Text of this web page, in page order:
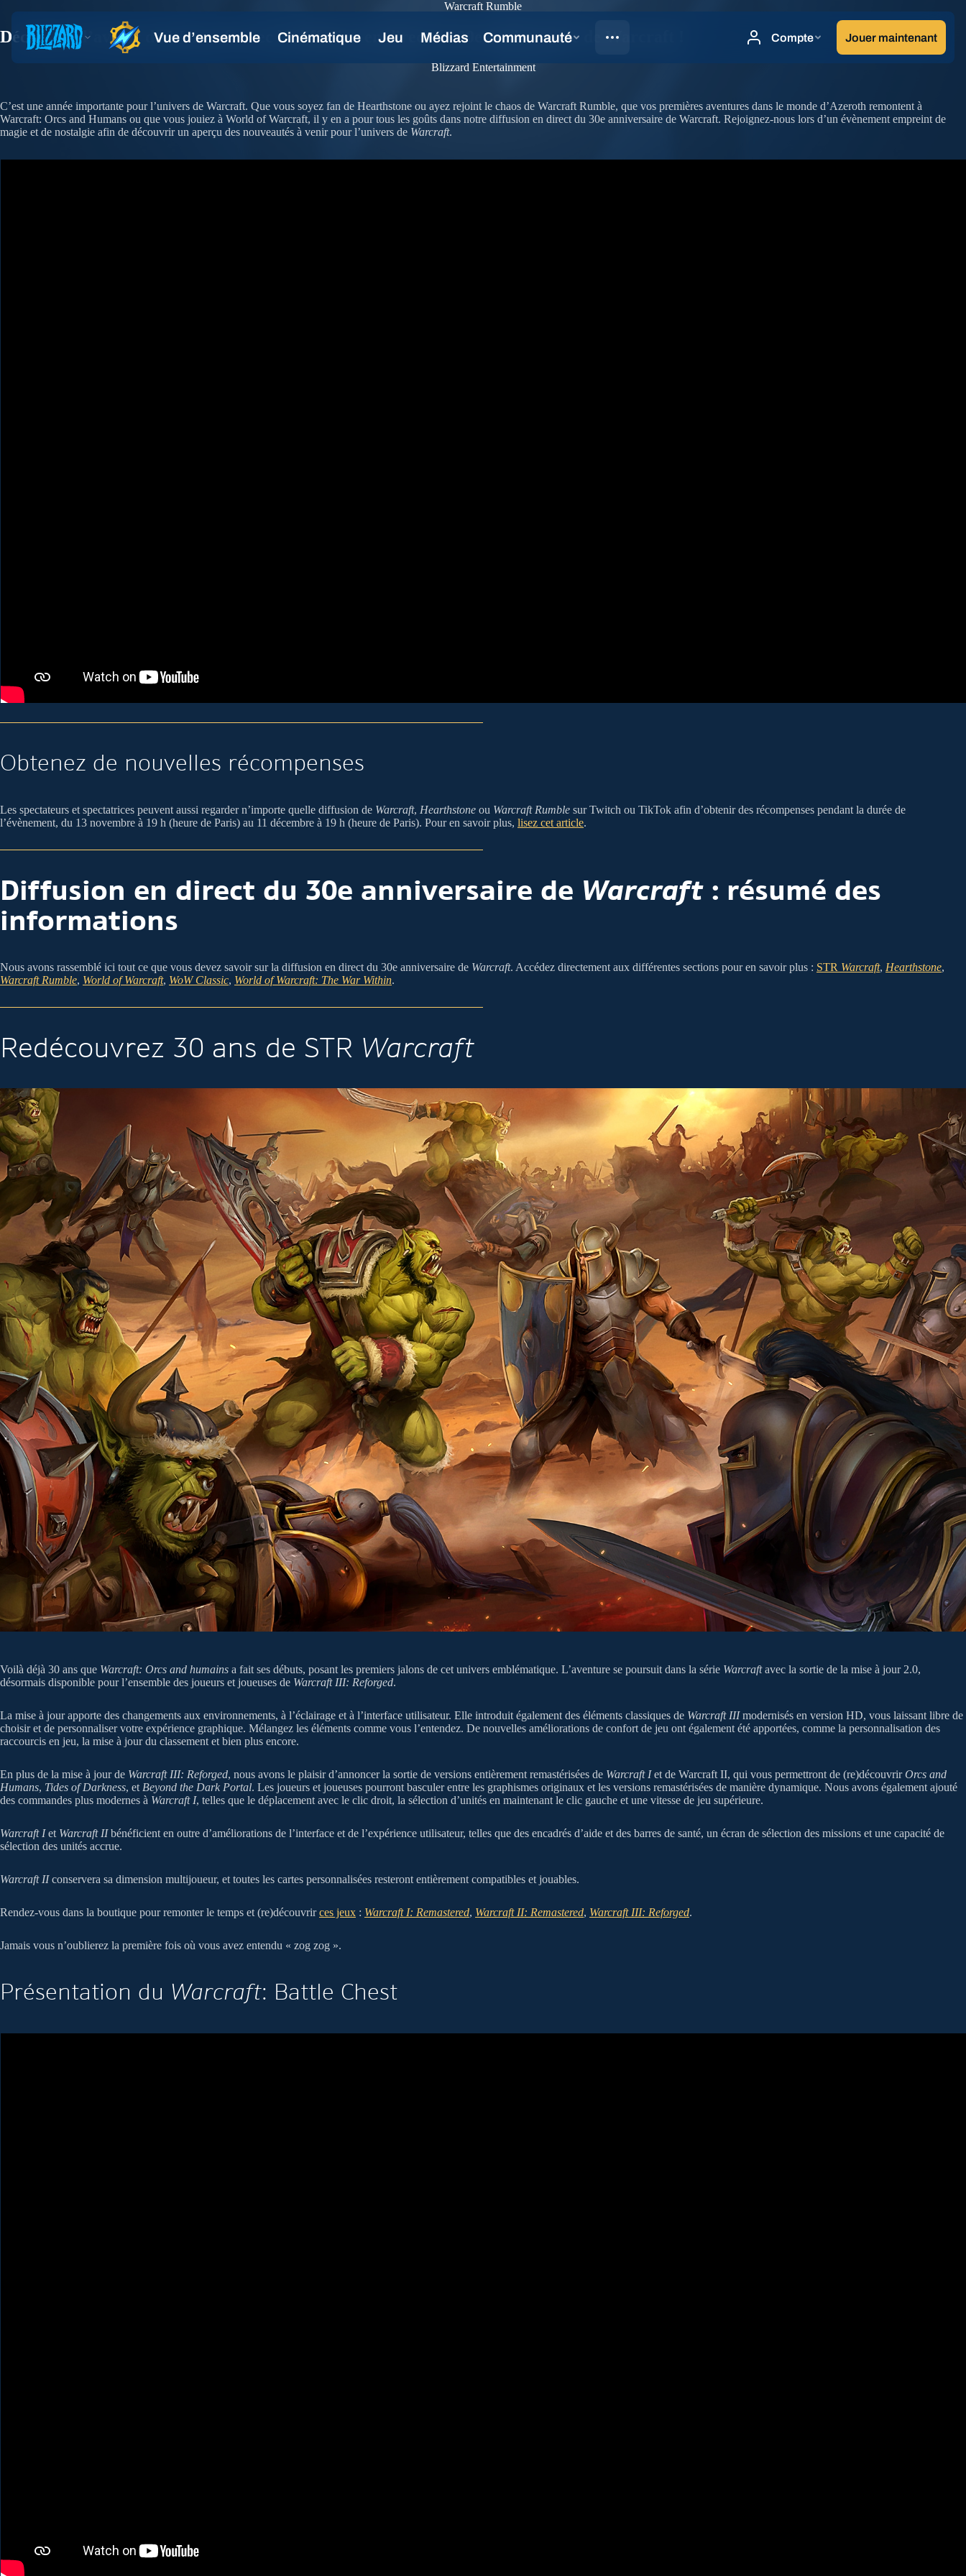
Warcraft Rumble
Découvrez l’avenir de Warcraft avec la diffusion en direct du 30e anniversaire de Warcraft !
Blizzard Entertainment
C’est une année importante pour l’univers de Warcraft. Que vous soyez fan de Hearthstone ou ayez rejoint le chaos de Warcraft Rumble, que vos premières aventures dans le monde d’Azeroth remontent à
Warcraft: Orcs and Humans ou que vous jouiez à World of Warcraft, il y en a pour tous les goûts dans notre diffusion en direct du 30e anniversaire de Warcraft. Rejoignez-nous lors d’un évènement empreint de
magie et de nostalgie afin de découvrir un aperçu des nouveautés à venir pour l’univers de Warcraft.
Obtenez de nouvelles récompenses
Les spectateurs et spectatrices peuvent aussi regarder n’importe quelle diffusion de Warcraft, Hearthstone ou Warcraft Rumble sur Twitch ou TikTok afin d’obtenir des récompenses pendant la durée de
l’évènement, du 13 novembre à 19 h (heure de Paris) au 11 décembre à 19 h (heure de Paris). Pour en savoir plus, lisez cet article.
Diffusion en direct du 30e anniversaire de Warcraft: résumé des
informations
Nous avons rassemblé ici tout ce que vous devez savoir sur la diffusion en direct du 30e anniversaire de Warcraft. Accédez directement aux différentes sections pour en savoir plus : STR Warcraft, Hearthstone,
Warcraft Rumble, World of Warcraft, WoW Classic, World of Warcraft: The War Within.
Redécouvrez 30 ans de STR Warcraft
Voilà déjà 30 ans que Warcraft: Orcs and humains a fait ses débuts, posant les premiers jalons de cet univers emblématique. L’aventure se poursuit dans la série Warcraftavec la sortie de la mise à jour 2.0,
désormais disponible pour l’ensemble des joueurs et joueuses de Warcraft III: Reforged.
La mise à jour apporte des changements aux environnements, à l’éclairage et à l’interface utilisateur. Elle introduit également des éléments classiques de Warcraft IIImodernisés en version HD, vous laissant libre de
choisir et de personnaliser votre expérience graphique. Mélangez les éléments comme vous l’entendez. De nouvelles améliorations de confort de jeu ont également été apportées, comme la personnalisation des
raccourcis en jeu, la mise à jour du classement et bien plus encore.
En plus de la mise à jour de Warcraft III: Reforged, nous avons le plaisir d’annoncer la sortie de versions entièrement remastérisées de Warcraft Iet de Warcraft II, qui vous permettront de (re)découvrirOrcs and
Humans, Tides of Darkness, et Beyond the Dark Portal. Les joueurs et joueuses pourront basculer entre les graphismes originaux et les versions remastérisées de manière dynamique. Nous avons également ajouté
des commandes plus modernes à Warcraft I, telles que le déplacement avec le clic droit, la sélection d’unités en maintenant le clic gauche et une vitesse de jeu supérieure.
Warcraft Iet Warcraft IIbénéficient en outre d’améliorations de l’interface et de l’expérience utilisateur, telles que des encadrés d’aide et des barres de santé, un écran de sélection des missions et une capacité de
sélection des unités accrue.
Warcraft IIconservera sa dimension multijoueur, et toutes les cartes personnalisées resteront entièrement compatibles et jouables.
Rendez-vous dans la boutique pour remonter le temps et (re)découvrirces jeux : Warcraft I: Remastered, Warcraft II: Remastered, Warcraft III: Reforged.
Jamais vous n’oublierez la première fois où vous avez entendu « zog zog ».
Présentation du Warcraft: Battle Chest